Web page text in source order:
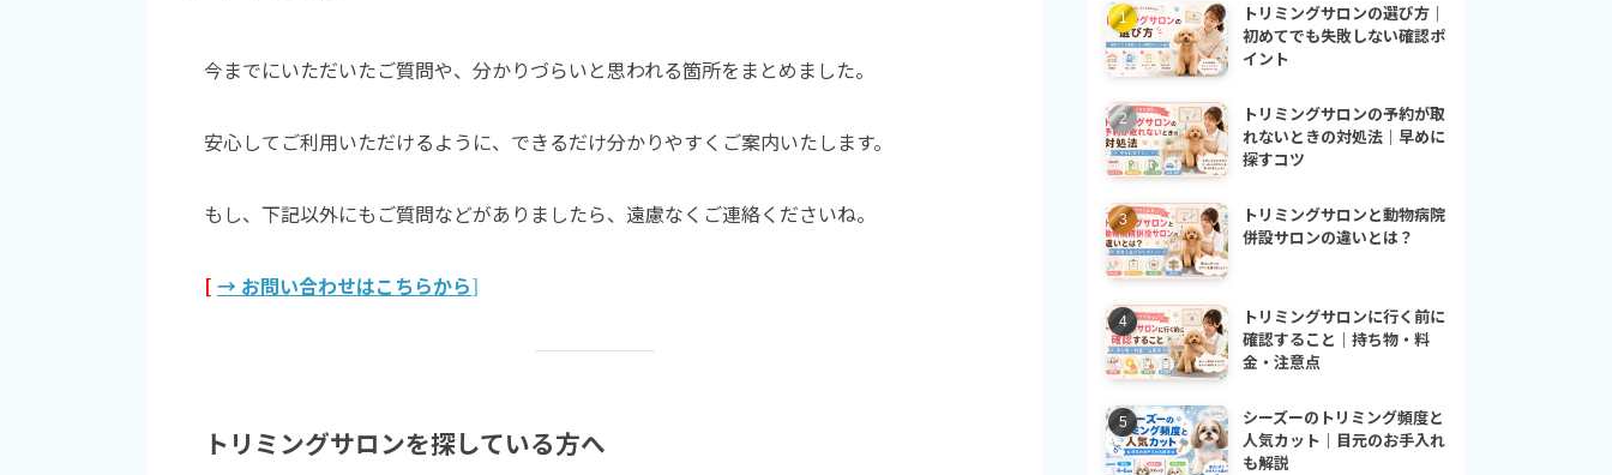
今までにいただいたご質問や、分かりづらいと思われる箇所をまとめました。
安心してご利用いただけるように、できるだけ分かりやすくご案内いたします。
もし、下記以外にもご質問などがありましたら、遠慮なくご連絡くださいね。
[ → お問い合わせはこちらから]
トリミングサロンを探している方へ
トリミングサロンの選び方｜
初めてでも失敗しない確認ポ
イント
トリミングサロンの予約が取
れないときの対処法｜早めに
探すコツ
トリミングサロンと動物病院
併設サロンの違いとは？
トリミングサロンに行く前に
確認すること｜持ち物・料
金・注意点
シーズーのトリミング頻度と
人気カット｜目元のお手入れ
も解説